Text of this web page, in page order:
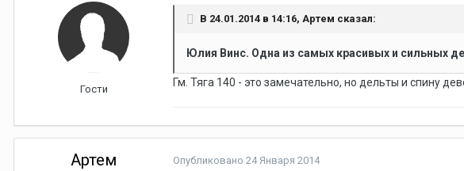
Гости
В 24.01.2014 в 14:16, Артем сказал:
Юлия Винс. Одна из самых красивых и сильных
Гм. Тяга 140 - это замечательно, но дельты и спину
Артем Опубликовано 24 Января 2014